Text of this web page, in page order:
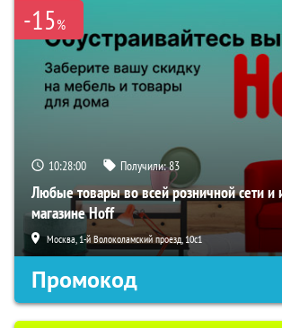
-15%
10:27:59 Получили:83
Любые товары во всей розничной сети и
магазине Hoff
Москва, 1-й Волоколамский проезд, 10с1
Промокод